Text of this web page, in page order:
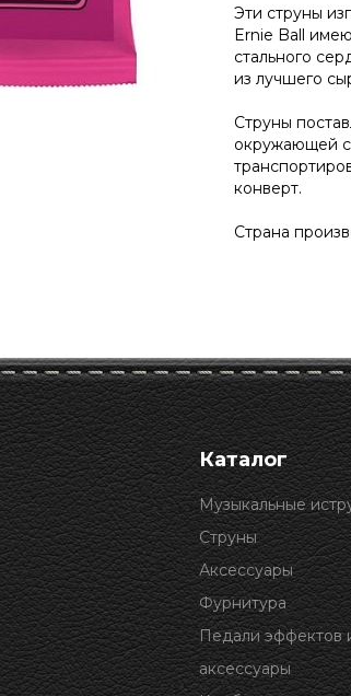
Эти струны
Ernie Ball
стального
из лучшего
Струны
окружающей
конверт.
Страна
Каталог
Музыкальные
Струны
Аксессуары
Фурнитура
Педали эффектов
аксессуары